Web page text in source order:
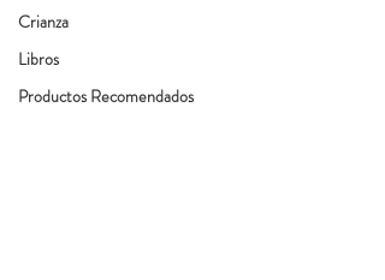
Crianza
Libros
Productos Recomendados